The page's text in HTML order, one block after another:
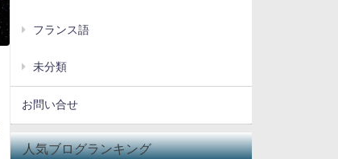
フランス語
未分類
お問い合せ
人気ブログランキング